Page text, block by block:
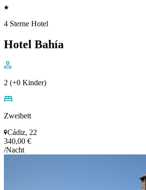
4 Sterne Hotel
Hotel Bahía
2 (+0 Kinder)
Zweibett
Cádiz, 22
340,00 €
/Nacht